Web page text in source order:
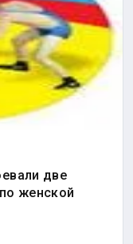
две
женской